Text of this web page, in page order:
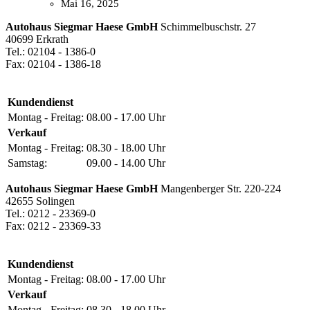
Mai 16, 2025
Autohaus Siegmar Haese GmbHSchimmelbuschstr. 27
40699 Erkrath
Tel.: 02104 - 1386-0
Fax: 02104 - 1386-18
Kundendienst
Montag - Freitag: 08.00 - 17.00 Uhr
Verkauf
Montag - Freitag: 08.30 - 18.00 Uhr
Samstag:
09.00 - 14.00 Uhr
Autohaus Siegmar Haese GmbHMangenberger Str. 220-224
42655 Solingen
Tel.: 0212 - 23369-0
Fax: 0212 - 23369-33
Kundendienst
Montag - Freitag: 08.00 - 17.00 Uhr
Verkauf